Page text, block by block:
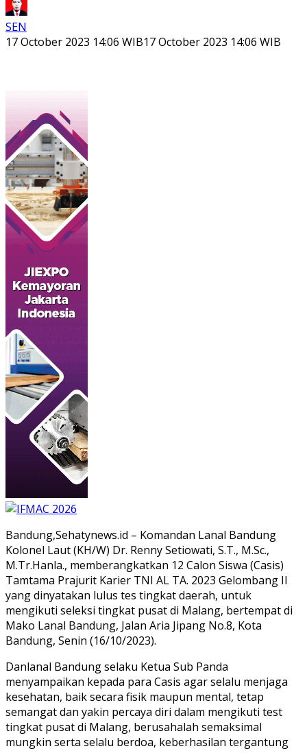
SEN
17 October 2023 14:06 WIB17 October 2023 14:06 WIB
Bandung,Sehatynews.id – Komandan Lanal Bandung
Kolonel Laut (KH/W) Dr. Renny Setiowati, S.T., M.Sc.,
M.Tr.Hanla., memberangkatkan 12 Calon Siswa (Casis)
Tamtama Prajurit Karier TNI AL TA. 2023 Gelombang II
yang dinyatakan lulus tes tingkat daerah, untuk
mengikuti seleksi tingkat pusat di Malang, bertempat di
Mako Lanal Bandung, Jalan Aria Jipang No.8, Kota
Bandung, Senin (16/10/2023).
Danlanal Bandung selaku Ketua Sub Panda
menyampaikan kepada para Casis agar selalu menjaga
kesehatan, baik secara fisik maupun mental, tetap
semangat dan yakin percaya diri dalam mengikuti test
tingkat pusat di Malang, berusahalah semaksimal
mungkin serta selalu berdoa, keberhasilan tergantung